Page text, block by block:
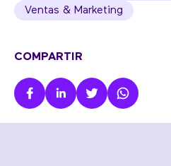
Ventas & Marketing
COMPARTIR